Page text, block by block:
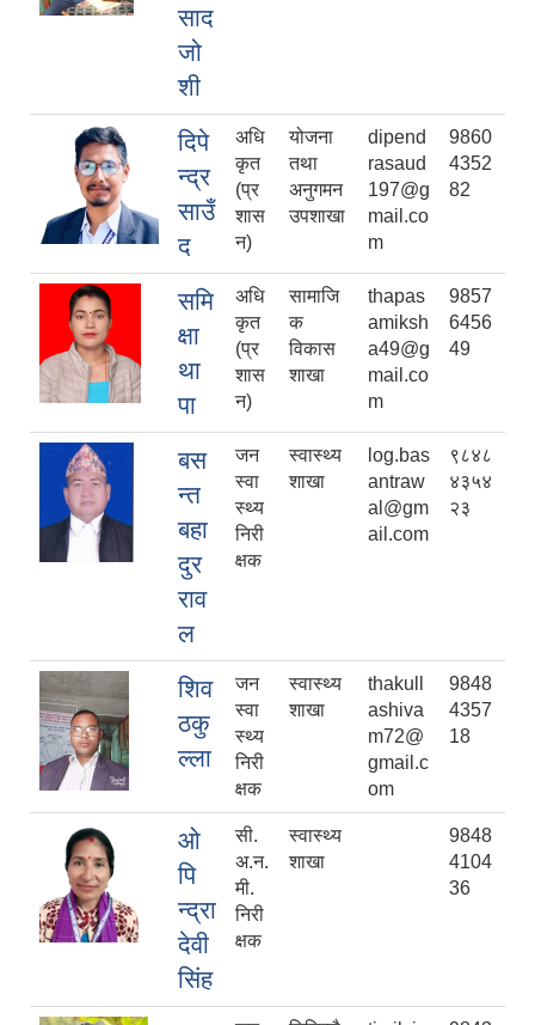
साद
जो
शी
दिपे
न्द्र
साउँ
द
अधि
कृत
(प्र
शास
न)
योजना
तथा
अनुगमन
उपशाखा
dipend
rasaud
197@g
mail.co
m
9860
4352
82
समि
क्षा
था
पा
अधि
कृत
(प्र
शास
न)
सामाजि
क
विकास
शाखा
thapas
amiksh
a49@g
mail.co
m
9857
6456
49
बस
न्त
बहा
दुर
राव
ल
जन
स्वा
स्थ्य
निरी
क्षक
स्वास्थ्य
शाखा
log.bas
antraw
al@gm
ail.com
९८४८
४३५४
२३
शिव
ठकु
ल्ला
जन
स्वा
स्थ्य
निरी
क्षक
स्वास्थ्य
शाखा
thakull
ashiva
m72@
gmail.c
om
9848
4357
18
ओ
पि
न्द्रा
देवी
सिंह
सी.
अ.न.
मी.
निरी
क्षक
स्वास्थ्य
शाखा
9848
4104
36